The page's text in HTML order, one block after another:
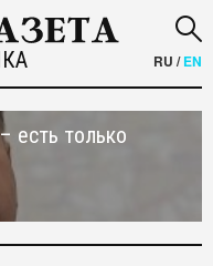
RU /EN
есть только